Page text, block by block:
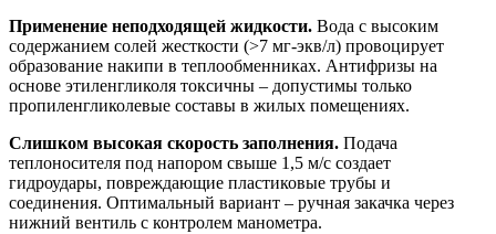
Применение неподходящей жидкости. Вода с высоким
содержанием солей жесткости (>7 мг-экв/л) провоцирует
образование накипи в теплообменниках. Антифризы на
основе этиленгликоля токсичны – допустимы только
пропиленгликолевые составы в жилых помещениях.
Слишком высокая скорость заполнения. Подача
теплоносителя под напором свыше 1,5 м/с создает
гидроудары, повреждающие пластиковые трубы и
соединения. Оптимальный вариант – ручная закачка через
нижний вентиль с контролем манометра.